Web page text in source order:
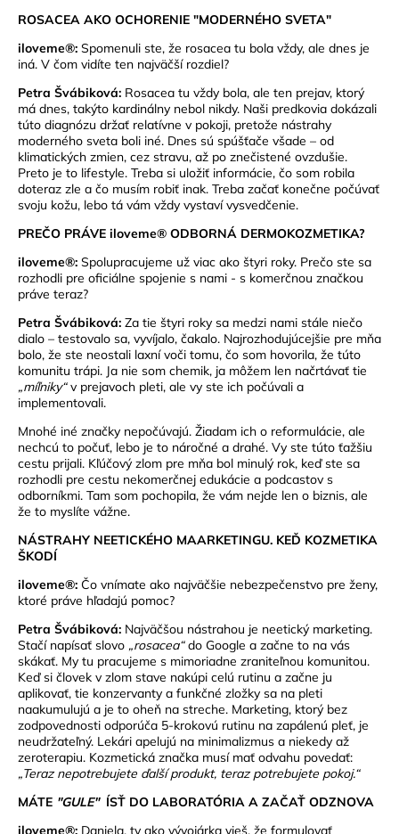
ROSACEA AKO OCHORENIE "MODERNÉHO SVETA"
iloveme®: Spomenuli ste, že rosacea tu bola vždy, ale dnes je
iná. V čom vidíte ten najväčší rozdiel?
Petra Švábiková: Rosacea tu vždy bola, ale ten prejav, ktorý
má dnes, takýto kardinálny nebol nikdy. Naši predkovia dokázali
túto diagnózu držať relatívne v pokoji, pretože nástrahy
moderného sveta boli iné. Dnes sú spúšťače všade – od
klimatických zmien, cez stravu, až po znečistené ovzdušie.
Preto je to lifestyle. Treba si uložiť informácie, čo som robila
doteraz zle a čo musím robiť inak. Treba začať konečne počúvať
svoju kožu, lebo tá vám vždy vystaví vysvedčenie.
PREČO PRÁVE iloveme® ODBORNÁ DERMOKOZMETIKA?
iloveme®: Spolupracujeme už viac ako štyri roky. Prečo ste sa
rozhodli pre oficiálne spojenie s nami - s komerčnou značkou
práve teraz?
Petra Švábiková: Za tie štyri roky sa medzi nami stále niečo
dialo – testovalo sa, vyvíjalo, čakalo. Najrozhodujúcejšie pre mňa
bolo, že ste neostali laxní voči tomu, čo som hovorila, že túto
komunitu trápi. Ja nie som chemik, ja môžem len načrtávať tie
„míľniky“v prejavoch pleti, ale vy ste ich počúvali a
implementovali.
Mnohé iné značky nepočúvajú. Žiadam ich o reformulácie, ale
nechcú to počuť, lebo je to náročné a drahé. Vy ste túto ťažšiu
cestu prijali. Kľúčový zlom pre mňa bol minulý rok, keď ste sa
rozhodli pre cestu nekomerčnej edukácie a podcastov s
odborníkmi. Tam som pochopila, že vám nejde len o biznis, ale
že to myslíte vážne.
NÁSTRAHY NEETICKÉHO MAARKETINGU. KEĎ KOZMETIKA
ŠKODÍ
iloveme®: Čo vnímate ako najväčšie nebezpečenstvo pre ženy,
ktoré práve hľadajú pomoc?
Petra Švábiková: Najväčšou nástrahou je neetický marketing.
Stačí napísať slovo „rosacea“do Google a začne to na vás
skákať. My tu pracujeme s mimoriadne zraniteľnou komunitou.
Keď si človek v zlom stave nakúpi celú rutinu a začne ju
aplikovať, tie konzervanty a funkčné zložky sa na pleti
naakumulujú a je to oheň na streche. Marketing, ktorý bez
zodpovednosti odporúča 5-krokovú rutinu na zapálenú pleť, je
neudržateľný. Lekári apelujú na minimalizmus a niekedy až
zeroterapiu. Kozmetická značka musí mať odvahu povedať:
„Teraz nepotrebujete ďalší produkt, teraz potrebujete pokoj.“
MÁTE "GULE" ÍSŤ DO LABORATÓRIA A ZAČAŤ ODZNOVA
iloveme®: Daniela, ty ako vývojárka vieš, že formulovať